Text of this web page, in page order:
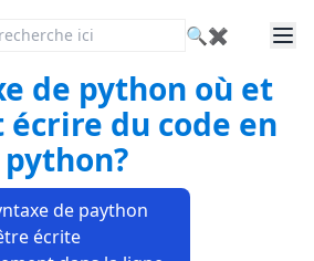
🔍 ✖
de python où et
du code en
python?
de paython
écrite